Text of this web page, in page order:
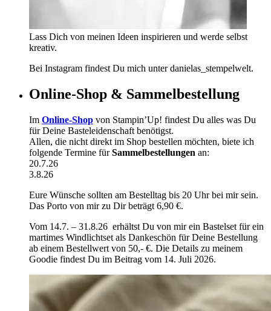
Lass Dich von meinen Ideen inspirieren und werde selbst
kreativ.
Bei Instagram findest Du mich unter danielas_stempelwelt.
Online-Shop & Sammelbestellung
Im Online-Shop von Stampin’Up! findest Du alles was Du
für Deine Basteleidenschaft benötigst.
Allen, die nicht direkt im Shop bestellen möchten, biete ich
folgende Termine fürSammelbestellungen an:
20.7.26
3.8.26
Eure Wünsche sollten am Bestelltag bis 20 Uhr bei mir sein.
Das Porto von mir zu Dir beträgt 6,90 €.
Vom 14.7. – 31.8.26 erhältst Du von mir ein Bastelset für ein
martimes Windlichtset als Dankeschön für Deine Bestellung
ab einem Bestellwert von 50,- €. Die Details zu meinem
Goodie findest Du im Beitrag vom 14. Juli 2026.